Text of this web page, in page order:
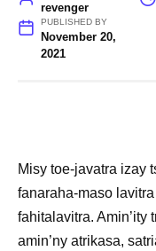
revenger
PUBLISHED BY
November 20,
2021
Misy toe-javatra izay
fanaraha-maso
fahitalavitra. Amin’ity
amin’ny atrikasa,